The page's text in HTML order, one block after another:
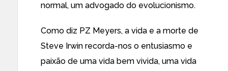
normal, um advogado do evolucionismo.
Como diz PZ Meyers, a vida e a morte de
Steve Irwin recorda-nos o entusiasmo e
paixão de uma vida bem vivida, uma vida